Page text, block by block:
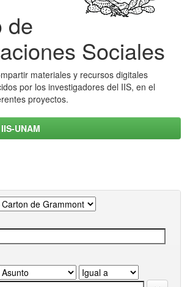
de
Sociales
materiales y recursos digitales
por los investigadores del IIS, en el
proyectos.
UNAM